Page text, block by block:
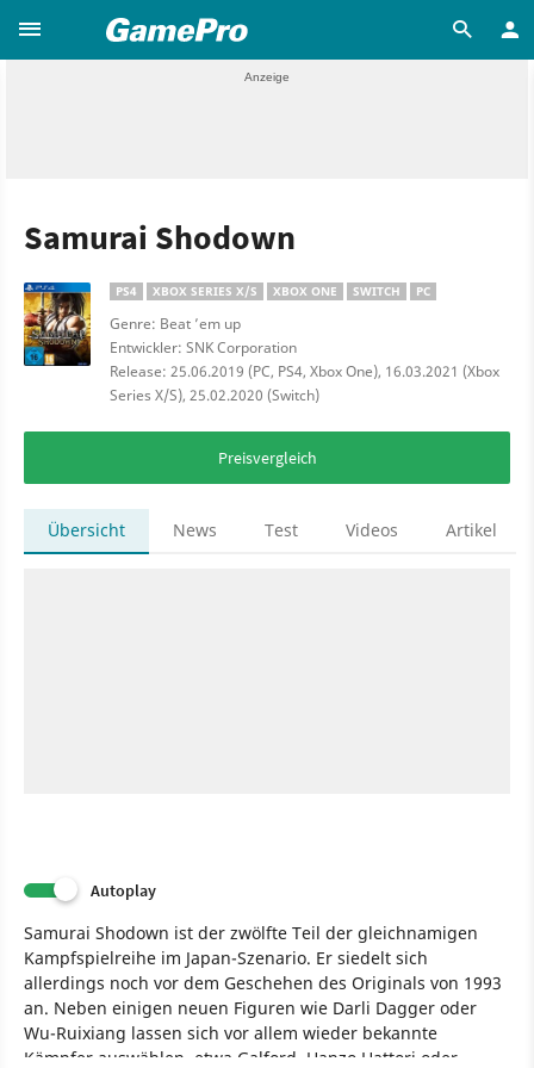
Samurai Shodown
PS4 XBOX SERIES X/S XBOX ONE SWITCH PC
Genre: Beat ’em up
Entwickler: SNK Corporation
Release: 25.06.2019 (PC, PS4, Xbox One), 16.03.2021 (Xbox
Series X/S), 25.02.2020 (Switch)
Preisvergleich
Übersicht News Test Videos Artikel
Autoplay
Samurai Shodown ist der zwölfte Teil der gleichnamigen
Kampfspielreihe im Japan-Szenario. Er siedelt sich
allerdings noch vor dem Geschehen des Originals von 1993
an. Neben einigen neuen Figuren wie Darli Dagger oder
Wu-Ruixiang lassen sich vor allem wieder bekannte
Kämpfer auswählen, etwa Galford, Hanzo Hattori oder